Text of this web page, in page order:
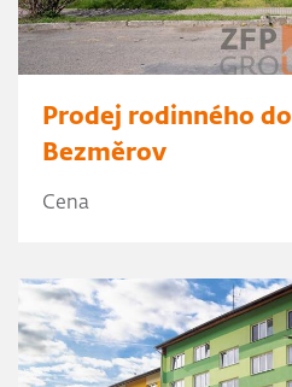
Prodej rodinného
Bezměrov
Cena